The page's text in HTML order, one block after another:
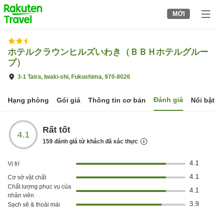
to
top
page
MỚI
ホテルクラウンヒルズいわき（ＢＢＨホテルグルー
プ）
3-1 Taira, Iwaki-shi, Fukushima, 970-8026
Hạng phòng Gói giá Thông tin cơ bản Đánh giá Nổi bật
4.1 Rất tốt
159 đánh giá từ khách đã xác thực
Vị trí 4.1
Cơ sở vật chất 4.1
Chất lượng phục vụ của
nhân viên
4.1
Sạch sẽ & thoải mái 3.9